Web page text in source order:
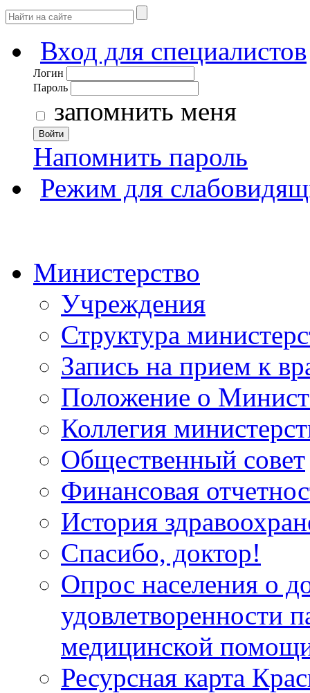
Вход для специалистов
Логин
Пароль
запомнить меня
Войти
Напомнить пароль
Режим для
Министерство
Учреждения
Структура
Запись на прием к
Положение о
Коллегия
Общественный совет
Финансовая
История
Спасибо, доктор!
Опрос населения о
удовлетворенности
медицинской
Ресурсная карта